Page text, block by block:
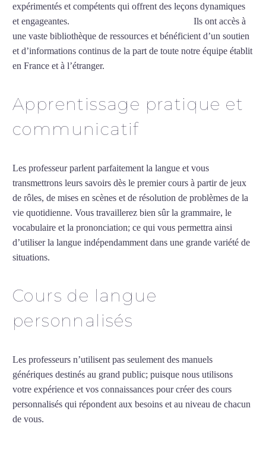
expérimentés et compétents qui offrent des leçons dynamiques
et engageantes.
Ils ont accès à
une vaste bibliothèque de ressources et bénéficient d’un soutien
et d’informations continus de la part de toute notre équipe établit
en France et à l’étranger.
Apprentissage pratique et
communicatif
Les professeur parlent parfaitement la langue et vous
transmettrons leurs savoirs dès le premier cours à partir de jeux
de rôles, de mises en scènes et de résolution de problèmes de la
vie quotidienne. Vous travaillerez bien sûr la grammaire, le
vocabulaire et la prononciation; ce qui vous permettra ainsi
d’utiliser la langue indépendamment dans une grande variété de
situations.
Cours de langue
personnalisés
Les professeurs n’utilisent pas seulement des manuels
génériques destinés au grand public; puisque nous utilisons
votre expérience et vos connaissances pour créer des cours
personnalisés qui répondent aux besoins et au niveau de chacun
de vous.